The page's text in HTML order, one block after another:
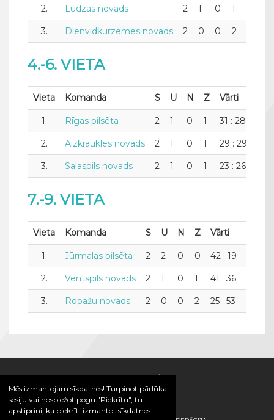
Mēs izmantojam sīkdatnes! Turpinot pārlūka
sesiju vai nospiežot pogu "Piekrītu", tu
apstiprini, ka piekrīti izmantot sīkdatnes.
2. Ludzas novads 2 1 0 1
3. Dienvidkurzemes novads 2 0 0 2
4.-6. VIETA
Vieta Komanda S U N Z Vārti
1. Rīgas pilsēta 2 1 0 1 31 : 28
2. Aizkraukles novads 2 1 0 1 29 : 29
3. Salaspils novads 2 1 0 1 23 : 26
7.-9. VIETA
Vieta Komanda S U N Z Vārti
1. Jūrmalas pilsēta 2 2 0 0 42 : 19
2. Ventspils novads 2 1 0 1 41 : 36
3. Ropažu novads 2 0 0 2 25 : 53